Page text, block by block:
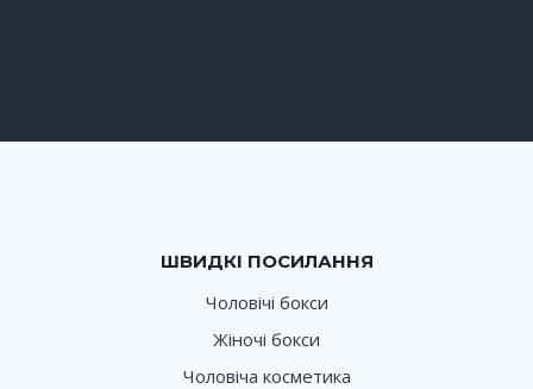
ШВИДКІ ПОСИЛАННЯ
Чоловічі бокси
Жіночі бокси
Чоловіча косметика